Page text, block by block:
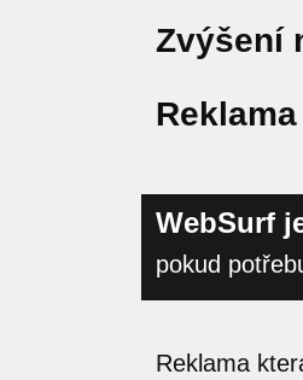
Zvýšení
WebSurf
pokud
Reklama